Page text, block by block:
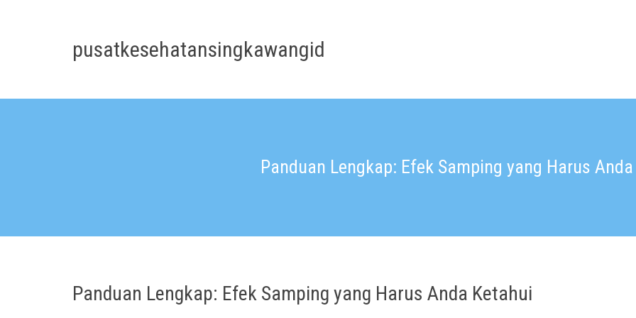
pusatkesehatansingkawangid
Panduan Lengkap: Efek Samping yang Harus
Panduan Lengkap: Efek Samping yang Harus Anda Ketahui